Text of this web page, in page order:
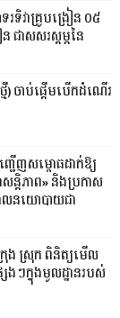
ទិវាគ្រូបង្រៀន ០៥
ាសសរស្តម្ភនៃ
មី) ចាប់ផ្តើមបើកដំណើរ
ើញសម្ពោធដាក់ឱ្យ
សន្តិភាព» និងប្រកាស
ោលនយោបាយជា
រុង ស្រុក ពិនិត្យមើល
ងៗក្នុងមូលដ្ឋានរបស់